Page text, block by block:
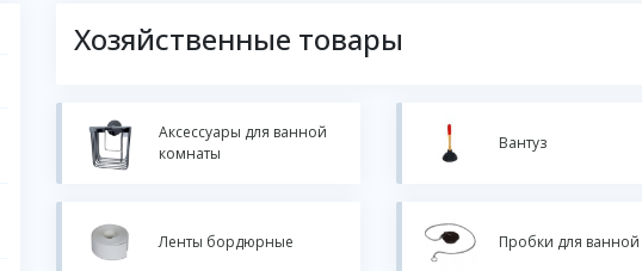
Хозяйственные товары
Аксессуары для ванной
комнаты
Вантуз
Ленты бордюрные Пробки для ванной